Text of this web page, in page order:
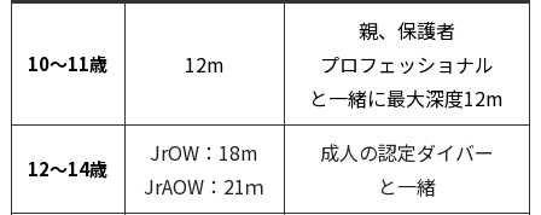
10～11歳 12m
親、保護者
プロフェッショナル
と一緒に最大深度12m
12～14歳
JrOW：18m
JrAOW：21ｍ
成人の認定ダイバー
と一緒